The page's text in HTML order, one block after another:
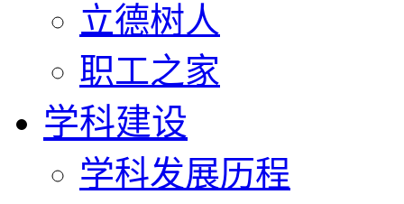
立德树人
职工之家
学科建设
学科发展历程